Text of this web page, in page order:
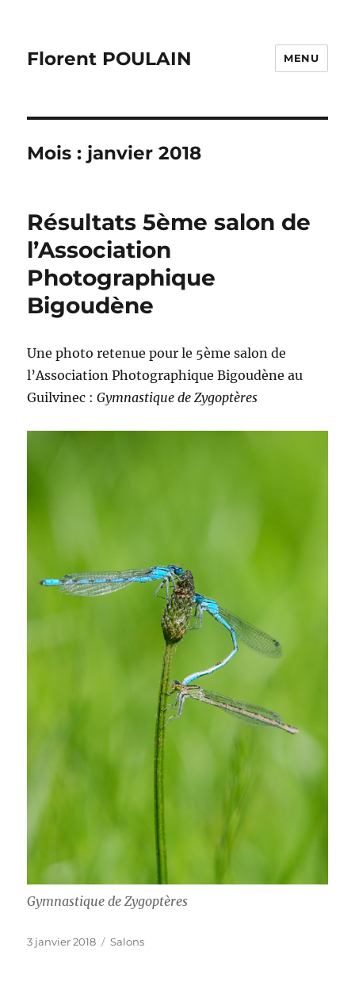
Florent POULAIN MENU
Mois : janvier 2018
Résultats 5ème salon de
l’Association
Photographique
Bigoudène
Une photo retenue pour le 5ème salon de
l’Association Photographique Bigoudène au
Guilvinec :Gymnastique de Zygoptères
Gymnastique de Zygoptères
Publié
3 janvier 2018 Catégories
Salons